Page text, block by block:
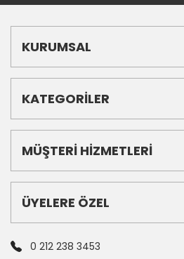
KURUMSAL
KATEGORİLER
MÜŞTERİ HİZMETLERİ
ÜYELERE ÖZEL
0 212 238 3453